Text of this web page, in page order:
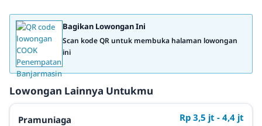
Bagikan Lowongan Ini
Scan kode QR untuk membuka halaman lowongan
ini
Lowongan Lainnya Untukmu
Pramuniaga Rp 3,5 jt - 4,4 jt